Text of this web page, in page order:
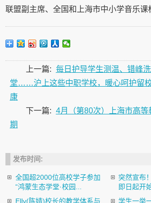
联盟副主席、全国和上海市中小学音乐课
上一篇: 每日护导学生测温、错峰
堂……沪上这些中职学校，暖心呵护留
康
下一篇: 4月（第80次）上海市高等
期
发布时间:
全国超2000位高校学子参加
“鸿蒙生态学堂·校园...
突然宣布
即日起开
Elly(陈婧)校长的教学体系与
学生一举